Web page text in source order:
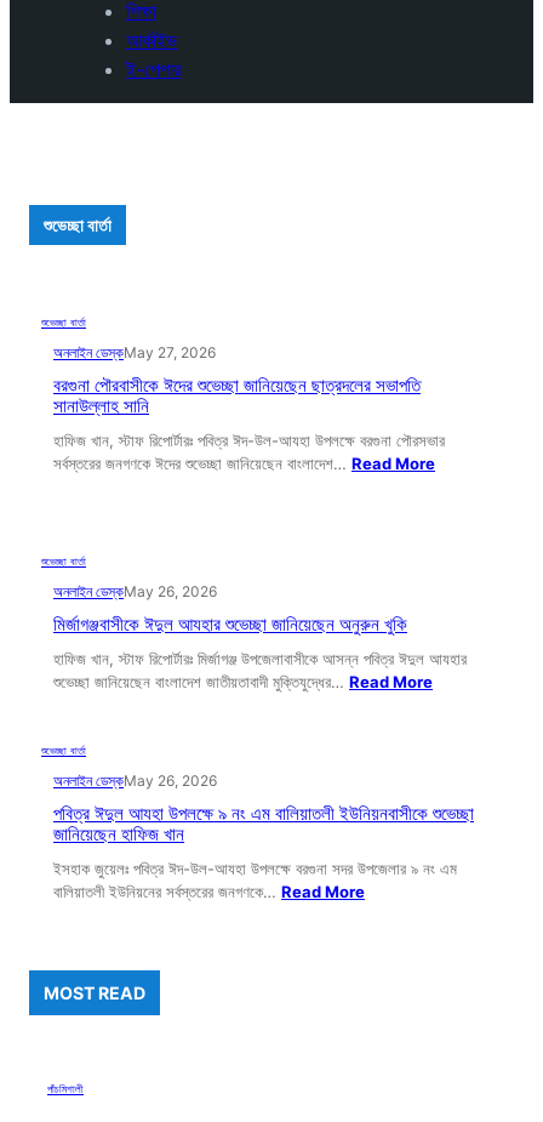
শিক্ষা
আর্কাইভ
ই-পেপার
শুভেচ্ছা বার্তা
শুভেচ্ছা বার্তা
অনলাইন ডেস্কMay 27, 2026
বরগুনা পৌরবাসীকে ঈদের শুভেচ্ছা জানিয়েছেন ছাত্রদলের সভাপতি
সানাউল্লাহ সানি
হাফিজ খান, স্টাফ রিপোর্টারঃ পবিত্র ঈদ-উল-আযহা উপলক্ষে বরগুনা পৌরসভার
সর্বস্তরের জনগণকে ঈদের শুভেচ্ছা জানিয়েছেন বাংলাদেশ… Read More
শুভেচ্ছা বার্তা
অনলাইন ডেস্কMay 26, 2026
মির্জাগঞ্জবাসীকে ঈদুল আযহার শুভেচ্ছা জানিয়েছেন অনুরুন খুকি
হাফিজ খান, স্টাফ রিপোর্টারঃ মির্জাগঞ্জ উপজেলাবাসীকে আসন্ন পবিত্র ঈদুল আযহার
শুভেচ্ছা জানিয়েছেন বাংলাদেশ জাতীয়তাবাদী মুক্তিযুদ্ধের… Read More
শুভেচ্ছা বার্তা
অনলাইন ডেস্কMay 26, 2026
পবিত্র ঈদুল আযহা উপলক্ষে ৯ নং এম বালিয়াতলী ইউনিয়নবাসীকে শুভেচ্ছা
জানিয়েছেন হাফিজ খান
‎ইসহাক জুয়েলঃ ‎পবিত্র ঈদ-উল-আযহা উপলক্ষে বরগুনা সদর উপজেলার ৯ নং এম
বালিয়াতলী ইউনিয়নের সর্বস্তরের জনগণকে… Read More
MOST READ
পাঁচমিশালী